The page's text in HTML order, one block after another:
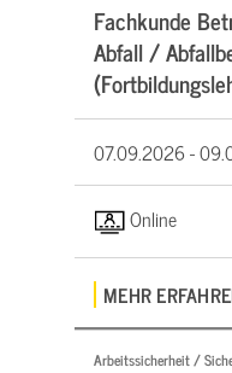
Fachkunde
Abfall /
07.09.2026 -
Online
MEHR
Arbeitssicherheit /